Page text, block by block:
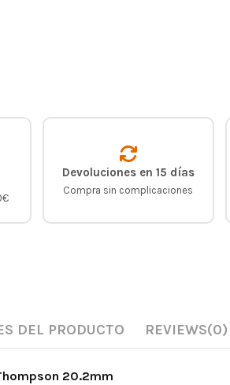
Devoluciones en 15 días
Compra sin complicaciones
DEL PRODUCTO REVIEWS(0)
20.2mm